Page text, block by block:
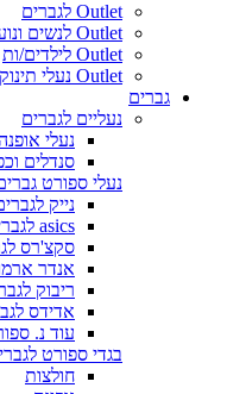
Outlet לגברים
Outlet לנשים ונוער
Outlet לילדים/ות
Outlet נעלי תינוקות
גברים
נעליים לגברים
נעלי
סנדלים
נעלי ספורט
נייק
asics לגברים
סקצ'רס
אנדר
ריבוק
אדידס
עוד נ.
בגדי ספורט
חולצות